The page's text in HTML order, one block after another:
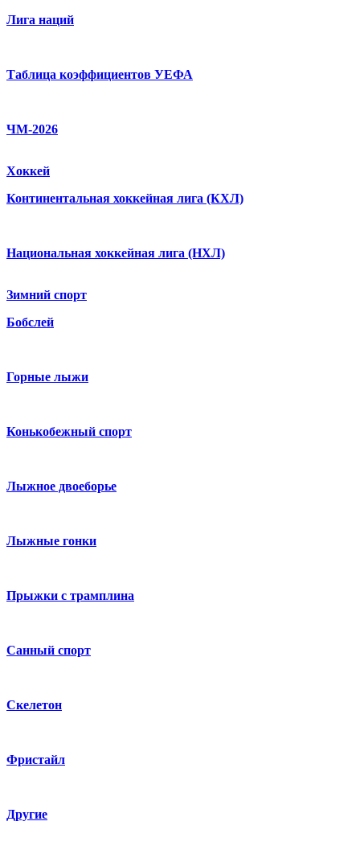
Лига наций
Таблица коэффициентов УЕФА
ЧМ-2026
Хоккей
Континентальная хоккейная лига (КХЛ)
Национальная хоккейная лига (НХЛ)
Зимний спорт
Бобслей
Горные лыжи
Конькобежный спорт
Лыжное двоеборье
Лыжные гонки
Прыжки с трамплина
Санный спорт
Скелетон
Фристайл
Другие